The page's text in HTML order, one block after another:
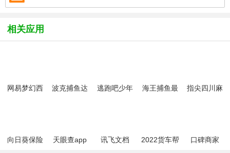
相关应用
网易梦幻西
波克捕鱼达
逃跑吧少年
海王捕鱼最
指尖四川麻
向日葵保险
天眼查app
讯飞文档
2022货车帮
口碑商家